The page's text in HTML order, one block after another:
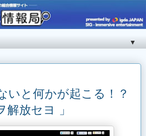
▼
いと何かが起こる！？
解放セヨ 」